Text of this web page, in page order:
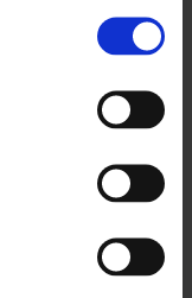
Gartenhaus
2 C - Anthrazit
1.949,99 €
1.859,00 €
Detail ansehen